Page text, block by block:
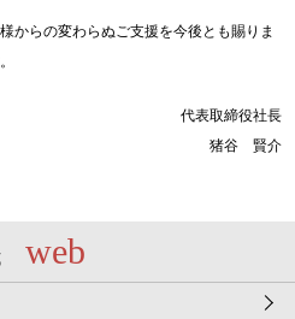
からの変わらぬご支援を今後とも賜りま
代表取締役社長
猪谷 賢介
web